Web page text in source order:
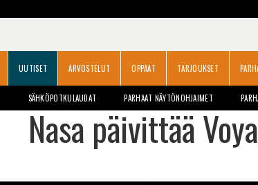
UUTISET ARVOSTELUT OPPAAT TARJOUKSET
SÄHKÖPOTKULAUDAT PARHAAT NÄYTÖNOHJAIMET
Nasa päivittää